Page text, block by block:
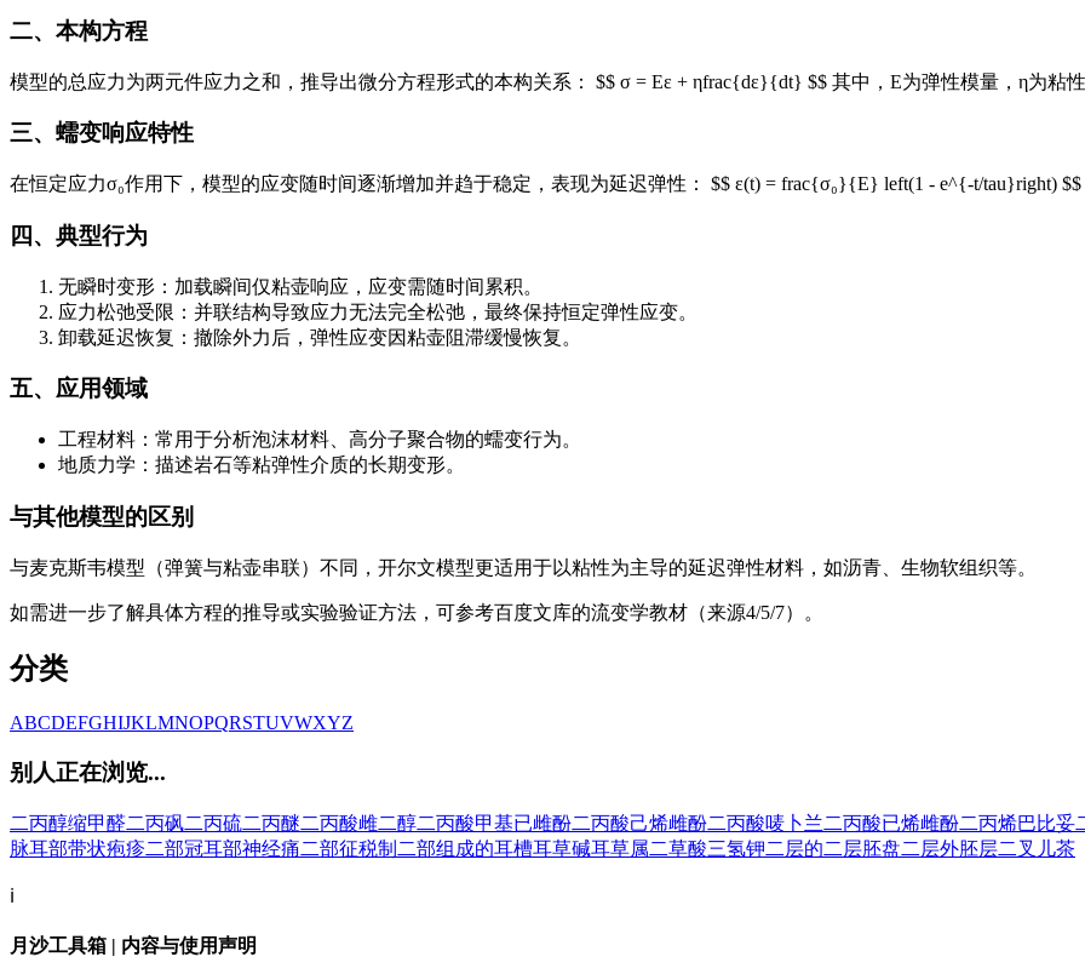
二、本构方程
模型的总应力为两元件应力之和，推导出微分方程形式的本构关系： $$ σ = Eε + ηfrac{dε}{dt} $$ 其中，E为弹性模量，η为粘性
三、蠕变响应特性
在恒定应力σ₀作用下，模型的应变随时间逐渐增加并趋于稳定，表现为延迟弹性： $$ ε(t) = frac{σ₀}{E} left(1 - e^{-t/tau}right)
四、典型行为
无瞬时变形：加载瞬间仅粘壶响应，应变需随时间累积。
应力松弛受限：并联结构导致应力无法完全松弛，最终保持恒定弹性应变。
卸载延迟恢复：撤除外力后，弹性应变因粘壶阻滞缓慢恢复。
五、应用领域
工程材料：常用于分析泡沫材料、高分子聚合物的蠕变行为。
地质力学：描述岩石等粘弹性介质的长期变形。
与其他模型的区别
与麦克斯韦模型（弹簧与粘壶串联）不同，开尔文模型更适用于以粘性为主导的延迟弹性材料，如沥青、生物软组织等。
如需进一步了解具体方程的推导或实验验证方法，可参考百度文库的流变学教材（来源4/5/7）。
分类
ABCDEFGHIJKLMNOPQRSTUVWXYZ
别人正在浏览...
二丙醇缩甲醛二丙砜二丙硫二丙醚二丙酸雌二醇二丙酸甲基已雌酚二丙酸己烯雌酚二丙酸唛卜兰二丙酸已烯雌酚二丙烯巴比妥
脉耳部带状疱疹二部冠耳部神经痛二部征税制 二部组成的耳槽耳草碱耳草属二草酸三氢钾二层的二层胚盘二层外胚层二叉 儿茶
ℹ️
月沙工具箱 | 内容与使用声明